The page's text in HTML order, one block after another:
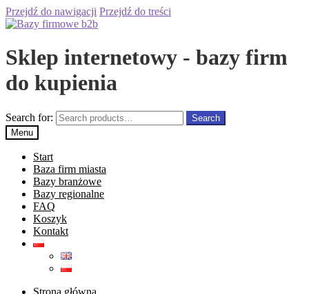
Przejdź do nawigacji Przejdź do treści
Sklep internetowy - bazy firm
do kupienia
Search for:
Search
Menu
Start
Baza firm miasta
Bazy branżowe
Bazy regionalne
FAQ
Koszyk
Kontakt
Strona główna